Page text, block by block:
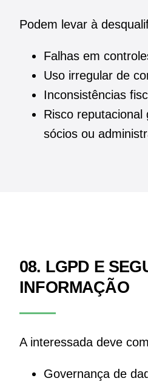
Podem levar à
Falhas em
Uso irregular de
Inconsistências
Risco reputacional
sócios ou
08. LGPD E
INFORMAÇÃO
A interessada deve
Governança de